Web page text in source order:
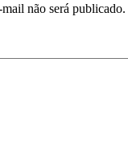
não será publicado.